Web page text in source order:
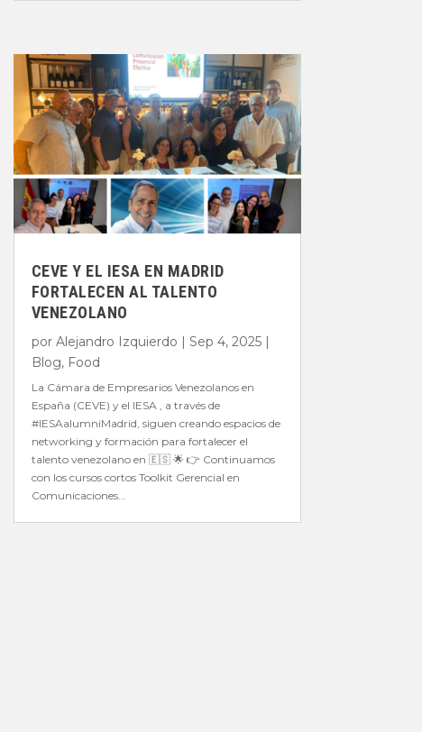
CEVE Y EL IESA EN MADRID
FORTALECEN AL TALENTO
VENEZOLANO
por Alejandro Izquierdo | Sep 4, 2025|
Blog, Food
La Cámara de Empresarios Venezolanos en
España (CEVE) y el IESA , a través de
#IESAalumniMadrid, siguen creando espacios de
networking y formación para fortalecer el
talento venezolano en 🇪🇸 🌟 👉 Continuamos
con los cursos cortos Toolkit Gerencial en
Comunicaciones...